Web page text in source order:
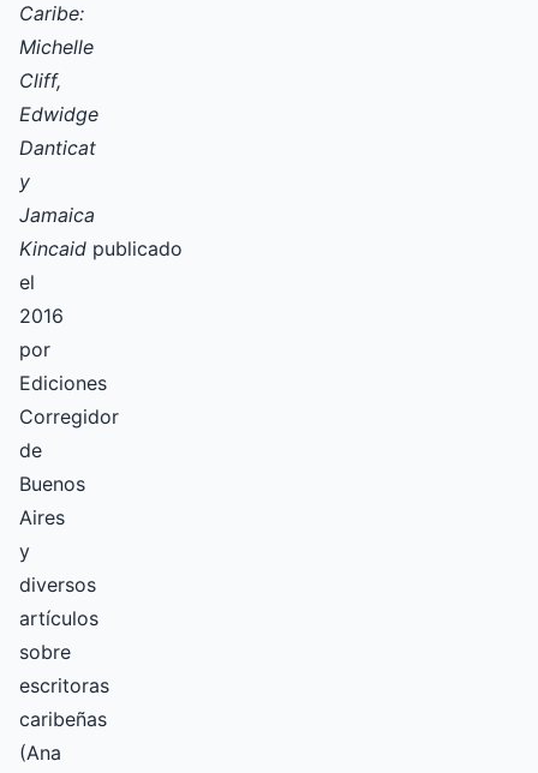
Caribe:
Michelle
Cliff,
Edwidge
Danticat
y
Jamaica
Kincaid publicado
el
2016
por
Ediciones
Corregidor
de
Buenos
Aires
y
diversos
artículos
sobre
escritoras
caribeñas
(Ana